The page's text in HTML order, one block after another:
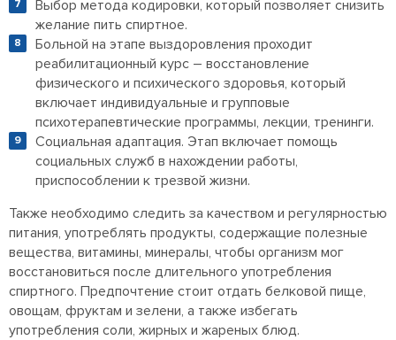
Выбор метода кодировки, который позволяет снизить
желание пить спиртное.
Больной на этапе выздоровления проходит
реабилитационный курс – восстановление
физического и психического здоровья, который
включает индивидуальные и групповые
психотерапевтические программы, лекции, тренинги.
Социальная адаптация. Этап включает помощь
социальных служб в нахождении работы,
приспособлении к трезвой жизни.
Также необходимо следить за качеством и регулярностью
питания, употреблять продукты, содержащие полезные
вещества, витамины, минералы, чтобы организм мог
восстановиться после длительного употребления
спиртного. Предпочтение стоит отдать белковой пище,
овощам, фруктам и зелени, а также избегать
употребления соли, жирных и жареных блюд.